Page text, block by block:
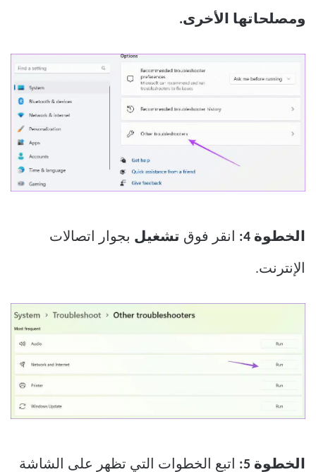
ومصلحاتها الأخرى.
الخطوة 4: انقر فوق تشغيل بجوار اتصالات
الإنترنت.
الخطوة 5: اتبع الخطوات التي تظهر على الشاشة